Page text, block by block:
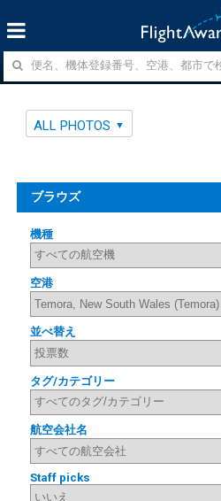
ALL PHOTOS
ブラウズ
機種
空港
並べ替え
タグ/カテゴリー
航空会社名
Staff picks